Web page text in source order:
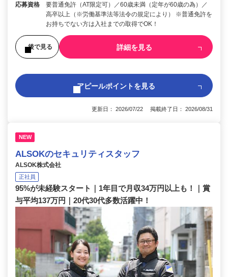
応募資格
要普通免許（AT限定可）／60歳未満（定年が60歳の為）／
高卒以上（※労働基準法等法令の規定により） ※普通免許を
お持ちでない方は入社までの取得でOK！
後で見る 詳細を見る
アピールポイントを見る
更新日： 2026/07/22 掲載終了日： 2026/08/31
NEW
ALSOKのセキュリティスタッフ
ALSOK株式会社
正社員
95%が未経験スタート｜1年目で月収34万円以上も！｜賞
与平均137万円｜20代30代多数活躍中！